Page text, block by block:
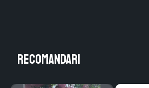
Recomandari